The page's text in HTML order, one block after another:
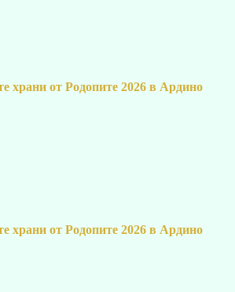
храни от Родопите 2026 в Ардино
храни от Родопите 2026 в Ардино